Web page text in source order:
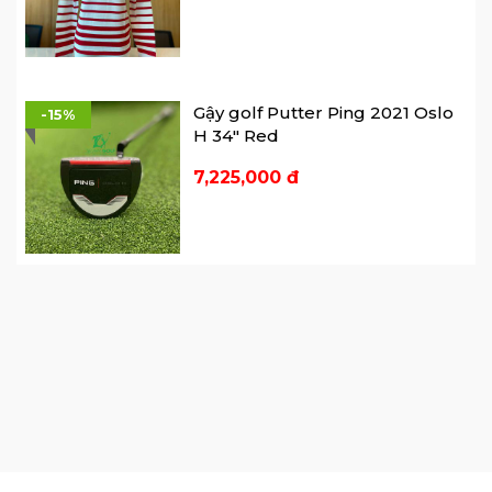
Gậy golf Putter Ping 2021 Oslo
H 34" Red
7,225,000 đ
-15%